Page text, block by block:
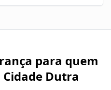
para quem
Cidade Dutra